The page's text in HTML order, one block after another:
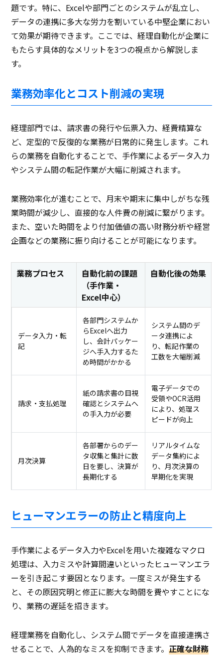
題です。特に、Excelや部門ごとのシステムが乱立し、
データの連携に多大な労力を割いている中堅企業におい
て効果が期待できます。ここでは、経理自動化が企業に
もたらす具体的なメリットを3つの視点から解説しま
す。
業務効率化とコスト削減の実現
経理部門では、請求書の発行や伝票入力、経費精算な
ど、定型的で反復的な業務が日常的に発生します。これ
らの業務を自動化することで、手作業によるデータ入力
やシステム間の転記作業が大幅に削減されます。
業務効率化が進むことで、月末や期末に集中しがちな残
業時間が減少し、直接的な人件費の削減に繋がります。
また、空いた時間をより付加価値の高い財務分析や経営
企画などの業務に振り向けることが可能になります。
業務プロセス
自動化前の課題
（手作業・
Excel中心）
自動化後の効果
データ入力・転
記
各部門システムか
らExcelへ出力
し、会計パッケー
ジへ手入力するた
め時間がかかる
システム間のデ
ータ連携によ
り、転記作業の
工数を大幅削減
請求・支払処理
紙の請求書の目視
確認とシステムへ
の手入力が必要
電子データでの
受領やOCR活用
により、処理ス
ピードが向上
月次決算
各部署からのデー
タ収集と集計に数
日を要し、決算が
長期化する
リアルタイムな
データ集約によ
り、月次決算の
早期化を実現
ヒューマンエラーの防止と精度向上
手作業によるデータ入力やExcelを用いた複雑なマクロ
処理は、入力ミスや計算間違いといったヒューマンエラ
ーを引き起こす要因となります。一度ミスが発生する
と、その原因究明と修正に膨大な時間を費やすことにな
り、業務の遅延を招きます。
経理業務を自動化し、システム間でデータを直接連携さ
せることで、人為的なミスを抑制できます。正確な財務